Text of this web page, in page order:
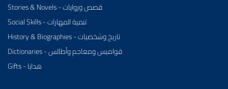
Stories & Novels - قصص وروايات
Social Skills - تنمية المهارات
History & Biographies - تاريخ وشخصيات
Dictionaries - قواميس ومعاجم وأطالس
Gifts - هدايا